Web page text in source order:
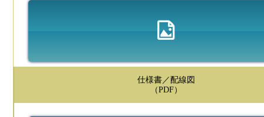
仕様書／配線図
（PDF）